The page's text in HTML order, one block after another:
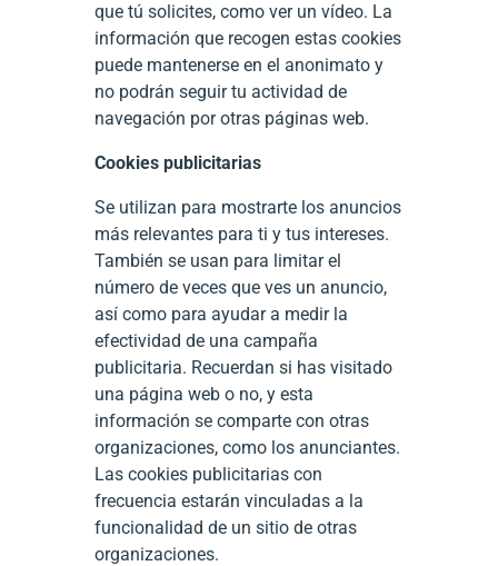
que tú solicites, como ver un vídeo. La
información que recogen estas cookies
puede mantenerse en el anonimato y
no podrán seguir tu actividad de
navegación por otras páginas web.
Cookies publicitarias
Se utilizan para mostrarte los anuncios
más relevantes para ti y tus intereses.
También se usan para limitar el
número de veces que ves un anuncio,
así como para ayudar a medir la
efectividad de una campaña
publicitaria. Recuerdan si has visitado
una página web o no, y esta
información se comparte con otras
organizaciones, como los anunciantes.
Las cookies publicitarias con
frecuencia estarán vinculadas a la
funcionalidad de un sitio de otras
organizaciones.